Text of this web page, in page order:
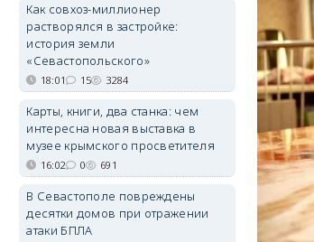
Как совхоз-миллионер
растворялся в застройке:
история земли
«Севастопольского»
18:01 15 3284
Карты, книги, два станка: чем
интересна новая выставка в
музее крымского просветителя
16:02 0 691
В Севастополе повреждены
десятки домов при отражении
атаки БПЛА